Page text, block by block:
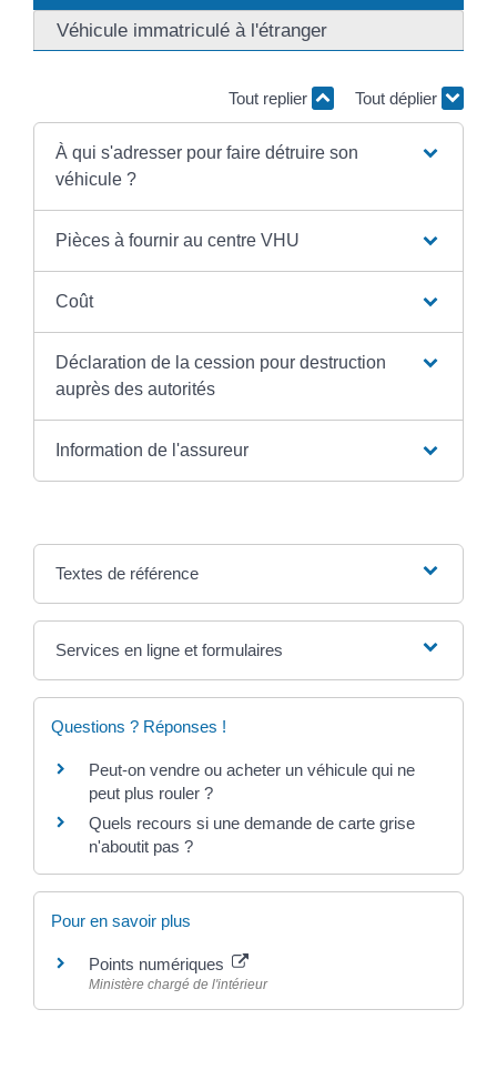
Véhicule immatriculé à l'étranger
Tout replier Tout déplier
À qui s'adresser pour faire détruire son
véhicule ?
Pièces à fournir au centre VHU
Coût
Déclaration de la cession pour destruction
auprès des autorités
Information de l'assureur
Textes de référence
Services en ligne et formulaires
Questions ? Réponses !
Peut-on vendre ou acheter un véhicule qui ne
peut plus rouler ?
Quels recours si une demande de carte grise
n'aboutit pas ?
Pour en savoir plus
Points numériques
Ministère chargé de l'intérieur